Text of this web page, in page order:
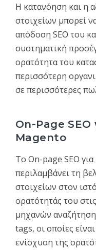
Η κατανόηση και η
στοιχείων μπορεί
απόδοση SEO του
συστηματική
ορατότητα του
περισσότερη
σε περισσότερες
On-Page SEO
Magento
Το On-page SEO
περιλαμβάνει τη
στοιχείων στον
ορατότητάς του
μηχανών
tags, οι οποίες
ενίσχυση της